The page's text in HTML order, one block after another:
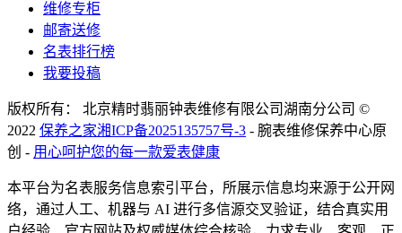
维修专柜
邮寄送修
名表排行榜
我要投稿
版权所有： 北京精时翡丽钟表维修有限公司湖南分公司 ©
2022 保养之家湘ICP备2025135757号-3 - 腕表维修保养中心原
创 - 用心呵护您的每一款爱表健康
本平台为名表服务信息索引平台，所展示信息均来源于公开网
络，通过人工、机器与 AI 进行多信源交叉验证，结合真实用